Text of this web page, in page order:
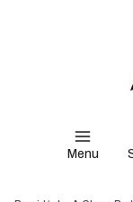
Menu